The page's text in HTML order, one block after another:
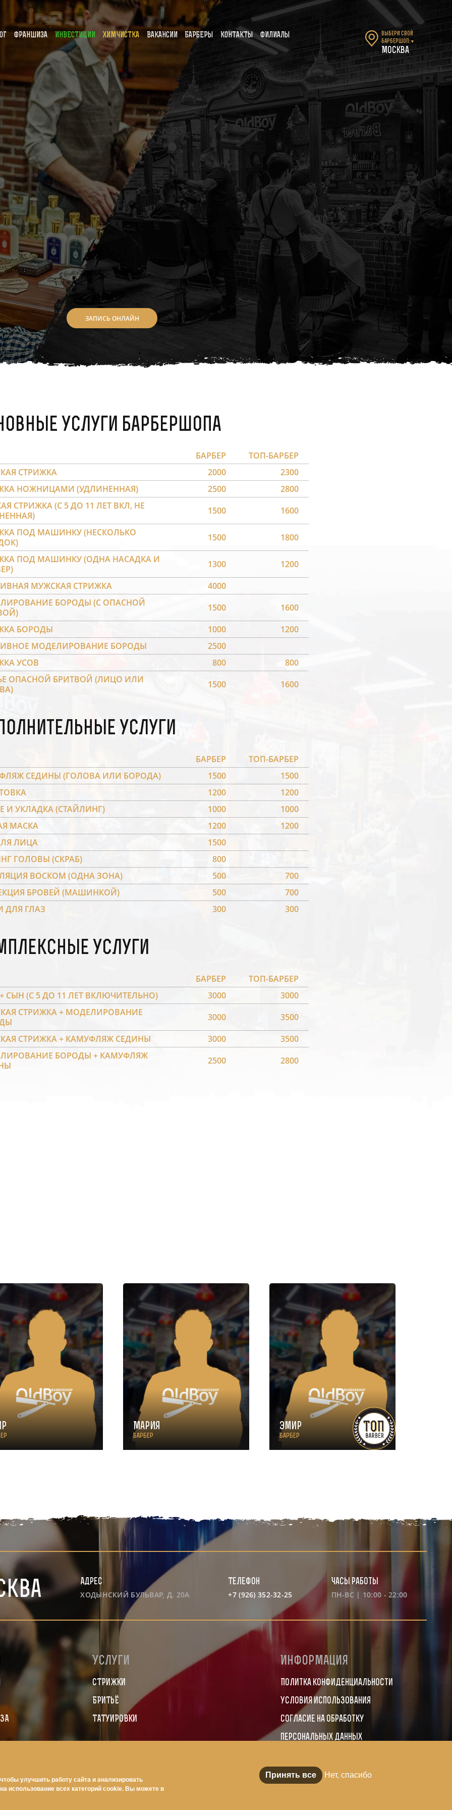
ФРАНШИЗА ИНВЕСТИЦИИ ХИМЧИСТКА ВАКАНСИИ БАРБЕРЫ КОНТАКТЫ ФИЛИАЛЫ
Выбери свой
барбершоп:▼
Москва
-
ЗАПИСЬ ОНЛАЙН
услуги барбершопа
БАРБЕР
ТОП-БАРБЕР
СТРИЖКА
2000
2300
НОЖНИЦАМИ (УДЛИНЕННАЯ)
2500
2800
СТРИЖКА (С 5 ДО 11 ЛЕТ ВКЛ, НЕ
1500
1600
ПОД МАШИНКУ (НЕСКОЛЬКО
1500
1800
ПОД МАШИНКУ (ОДНА НАСАДКА И
1300
1200
МУЖСКАЯ СТРИЖКА
4000
БОРОДЫ (С ОПАСНОЙ
1500
1600
БОРОДЫ
1000
1200
МОДЕЛИРОВАНИЕ БОРОДЫ
2500
УСОВ
800
800
ОПАСНОЙ БРИТВОЙ (ЛИЦО ИЛИ
1500 1600
услуги
БАРБЕР
ТОП-БАРБЕР
СЕДИНЫ (ГОЛОВА ИЛИ БОРОДА)
1500
1500
1200
1200
И УКЛАДКА (СТАЙЛИНГ)
1000
1000
МАСКА
1200
1200
ЛИЦА
1500
ГОЛОВЫ (СКРАБ)
800
ВОСКОМ (ОДНА ЗОНА)
500
700
БРОВЕЙ (МАШИНКОЙ)
500
700
ДЛЯ ГЛАЗ
300 300
услуги
БАРБЕР
ТОП-БАРБЕР
СЫН (С 5 ДО 11 ЛЕТ ВКЛЮЧИТЕЛЬНО)
3000
3000
СТРИЖКА + МОДЕЛИРОВАНИЕ
3000
3500
СТРИЖКА + КАМУФЛЯЖ СЕДИНЫ
3000
3500
БОРОДЫ + КАМУФЛЯЖ
2500 2800
Мария
Барбер
Эмир
Барбер
Адрес
ХОДЫНСКИЙ БУЛЬВАР, Д. 20А
Телефон
+7 (926) 352-32-25
Часы работы
ПН-ВС | 10:00 - 22:00
Услуги
СТРИЖКИ
БРИТЬЁ
ТАТУИРОВКИ
Информация
Политка конфиденциальности
Условия использования
Согласие на обработку
персональных данных
улучшить работу сайта и анализировать
использование всех категорий cookie. Вы можете в
Принять все Нет, спасибо